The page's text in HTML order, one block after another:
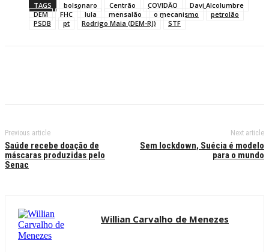
TAGS bolsonaro Centrão COVIDÃO
Davi Alcolumbre
DEM
FHC lula mensalão o mecanismo
petrolão
PSDB
pt Rodrigo Maia (DEM-RJ) STF
Previous article
Saúde recebe doação de
máscaras produzidas pelo
Senac
Next article
Sem lockdown, Suécia é modelo
para o mundo
Willian Carvalho de Menezes